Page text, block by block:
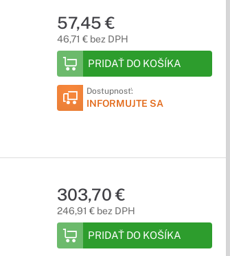
57,45 €
46,71 € bez DPH
PRIDAŤ DO KOŠÍKA
Dostupnosť:
INFORMUJTE SA
303,70 €
246,91 € bez DPH
PRIDAŤ DO KOŠÍKA